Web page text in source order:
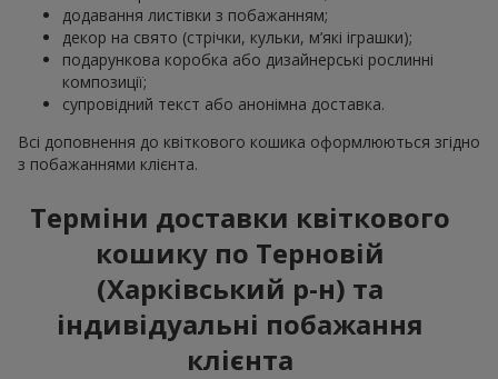
додавання листівки з побажанням;
декор на свято (стрічки, кульки, м’які іграшки);
подарункова коробка або дизайнерські рослинні
композиції;
супровідний текст або анонімна доставка.
Всі доповнення до квіткового кошика оформлюються згідно
з побажаннями клієнта.
Терміни доставки квіткового
кошику по Терновій
(Харківський р-н) та
індивідуальні побажання
клієнта